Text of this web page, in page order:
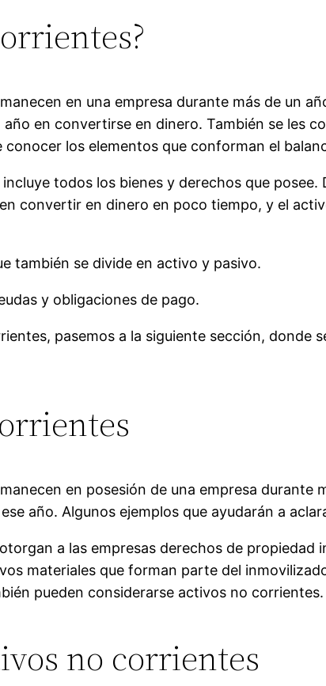
en una empresa durante más de un
en convertirse en dinero. También se les
los elementos que conforman el
todos los bienes y derechos que
convertir en dinero en poco tiempo, y el
también se divide en activo y pasivo.
y obligaciones de pago.
pasemos a la siguiente sección, donde
en posesión de una empresa durante
año. Algunos ejemplos que ayudarán a
a las empresas derechos de propiedad
materiales que forman parte del
pueden considerarse activos no corrientes.
no corrientes